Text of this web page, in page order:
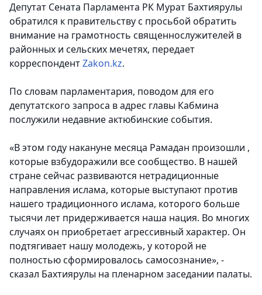
Депутат Сената Парламента РК Мурат Бахтиярулы
обратился к правительству с просьбой обратить
внимание на грамотность священнослужителей в
районных и сельских мечетях, передает
корреспондентZakon.kz.
По словам парламентария, поводом для его
депутатского запроса в адрес главы Кабмина
послужили недавние актюбинские события.
«В этом году накануне месяца Рамадан произошли ,
которые взбудоражили все сообщество. В нашей
стране сейчас развиваются нетрадиционные
направления ислама, которые выступают против
нашего традиционного ислама, которого больше
тысячи лет придерживается наша нация. Во многих
случаях он приобретает агрессивный характер. Он
подтягивает нашу молодежь, у которой не
полностью сформировалось самосознание», -
сказал Бахтиярулы на пленарном заседании палаты.